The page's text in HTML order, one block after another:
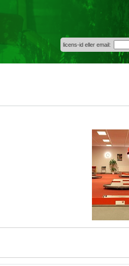
licens-id eller email: